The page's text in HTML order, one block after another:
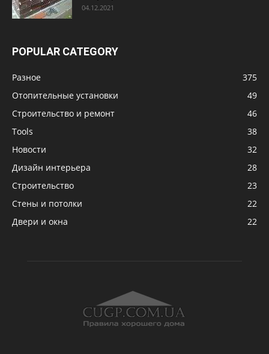
04.12.2021
POPULAR CATEGORY
Разное
375
Отопительные установки
49
Строительство и ремонт
46
Tools
38
Новости
32
Дизайн интерьера
28
Строительство
23
Стены и потолки
22
Двери и окна
22